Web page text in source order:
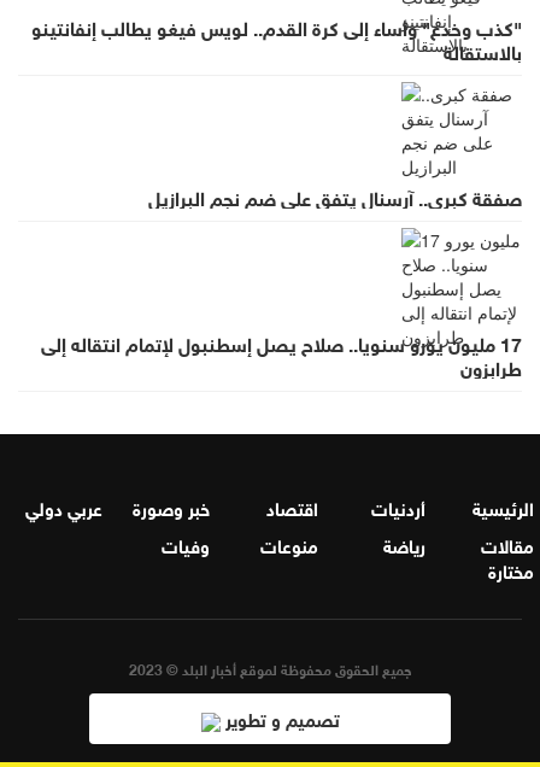
"كذب وخدع" وأساء إلى كرة القدم.. لويس فيغو يطالب إنفانتينو
بالاستقالة
صفقة كبرى.. آرسنال يتفق على ضم نجم البرازيل
17 مليون يورو سنويا.. صلاح يصل إسطنبول لإتمام انتقاله إلى
طرابزون
الرئيسية أردنيات اقتصاد خبر وصورة
عربي دولي
مقالات
مختارة
رياضة منوعات وفيات
جميع الحقوق محفوظة لموقع أخبار البلد © 2023
تصميم و تطوير